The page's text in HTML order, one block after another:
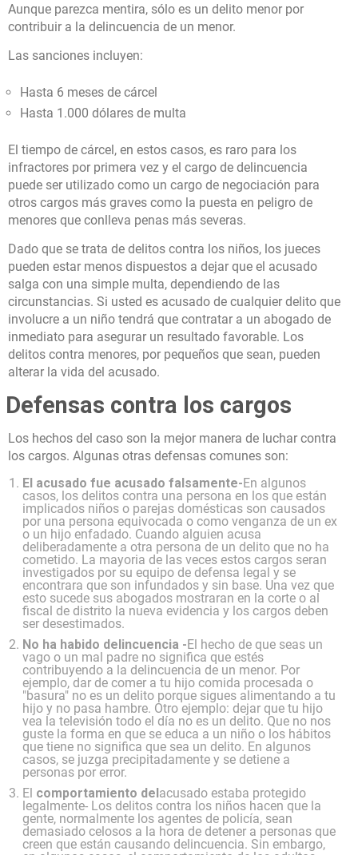
Aunque parezca mentira, sólo es un delito menor por
contribuir a la delincuencia de un menor.
Las sanciones incluyen:
Hasta 6 meses de cárcel
Hasta 1.000 dólares de multa
El tiempo de cárcel, en estos casos, es raro para los
infractores por primera vez y el cargo de delincuencia
puede ser utilizado como un cargo de negociación para
otros cargos más graves como la puesta en peligro de
menores que conlleva penas más severas.
Dado que se trata de delitos contra los niños, los jueces
pueden estar menos dispuestos a dejar que el acusado
salga con una simple multa, dependiendo de las
circunstancias. Si usted es acusado de cualquier delito que
involucre a un niño tendrá que contratar a un abogado de
inmediato para asegurar un resultado favorable. Los
delitos contra menores, por pequeños que sean, pueden
alterar la vida del acusado.
Defensas contra los cargos
Los hechos del caso son la mejor manera de luchar contra
los cargos. Algunas otras defensas comunes son:
El acusado fue acusado falsamente-En algunos
casos, los delitos contra una persona en los que están
implicados niños o parejas domésticas son causados
por una persona equivocada o como venganza de un ex
o un hijo enfadado. Cuando alguien acusa
deliberadamente a otra persona de un delito que no ha
cometido. La mayoria de las veces estos cargos seran
investigados por su equipo de defensa legal y se
encontrara que son infundados y sin base. Una vez que
esto sucede sus abogados mostraran en la corte o al
fiscal de distrito la nueva evidencia y los cargos deben
ser desestimados.
No ha habido delincuencia -El hecho de que seas un
vago o un mal padre no significa que estés
contribuyendo a la delincuencia de un menor. Por
ejemplo, dar de comer a tu hijo comida procesada o
"basura" no es un delito porque sigues alimentando a tu
hijo y no pasa hambre. Otro ejemplo: dejar que tu hijo
vea la televisión todo el día no es un delito. Que no nos
guste la forma en que se educa a un niño o los hábitos
que tiene no significa que sea un delito. En algunos
casos, se juzga precipitadamente y se detiene a
personas por error.
El comportamiento delacusado estaba protegido
legalmente- Los delitos contra los niños hacen que la
gente, normalmente los agentes de policía, sean
demasiado celosos a la hora de detener a personas que
creen que están causando delincuencia. Sin embargo,